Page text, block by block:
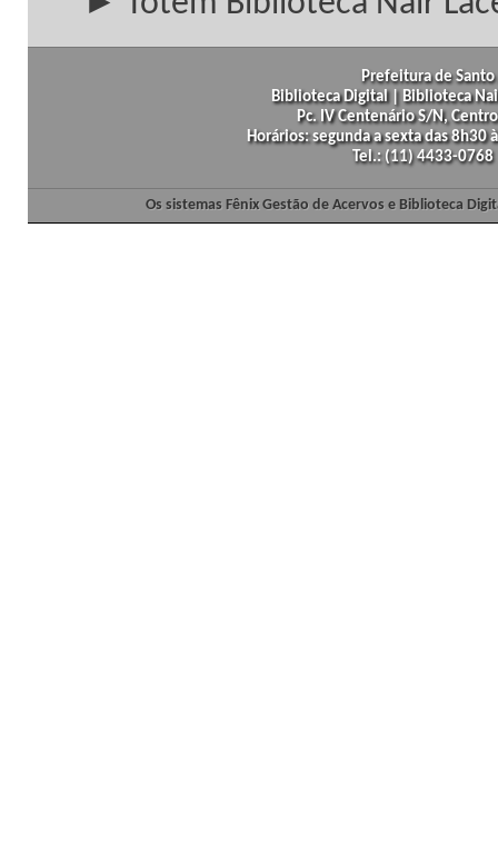
Prefeitura de
Biblioteca Digital | Biblioteca
Pc. IV Centenário S/N,
Horários: segunda a sexta das
Tel.: (11) 4433-
Os sistemas Fênix Gestão de Acervos e Biblioteca